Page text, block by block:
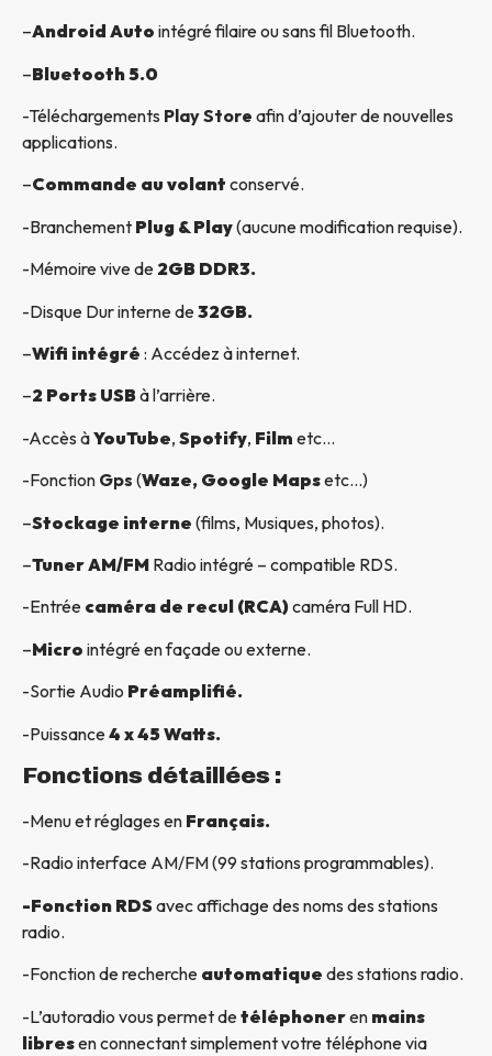
–Android Auto intégré filaire ou sans fil Bluetooth.
–Bluetooth 5.0
-Téléchargements Play Store afin d’ajouter de nouvelles
applications.
–Commande au volant conservé.
-Branchement Plug & Play(aucune modification requise).
-Mémoire vive de 2GB DDR3.
-Disque Dur interne de32GB.
–Wifi intégré : Accédez à internet.
–2 Ports USBà l’arrière.
-Accès àYouTube, Spotify, Film etc…
-Fonction Gps (Waze, Google Mapsetc…)
–Stockage interne (films, Musiques, photos).
–Tuner AM/FM Radio intégré – compatible RDS.
-Entrée caméra de recul (RCA)caméra Full HD.
–Micro intégré en façade ou externe.
-Sortie Audio Préamplifié.
-Puissance4 x 45 Watts.
Fonctions détaillées :
-Menu et réglages en Français.
-Radio interface AM/FM (99 stations programmables).
-Fonction RDSavec affichage des noms des stations
radio.
-Fonction de recherche automatique des stations radio.
-L’autoradio vous permet detéléphoneren mains
libresen connectant simplement votre téléphone via